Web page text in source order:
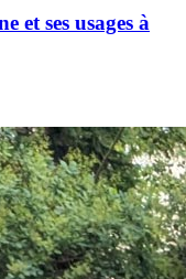
et ses usages à